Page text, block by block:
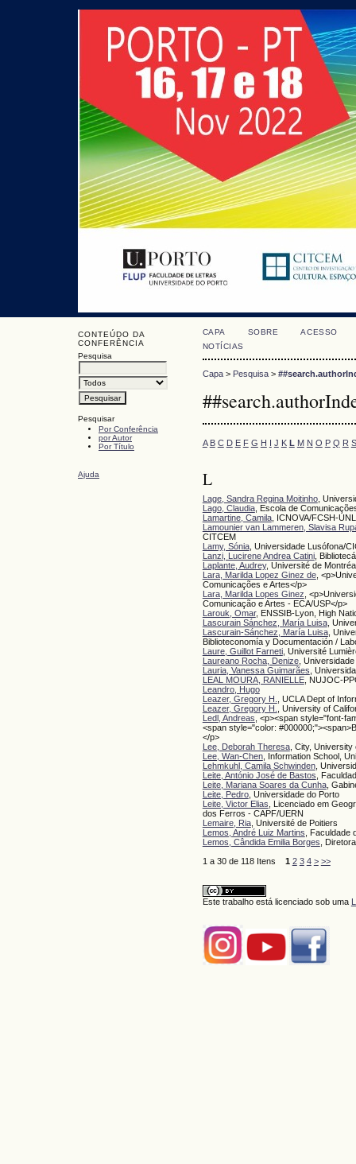
CONTEÚDO DA
CONFERÊNCIA
Pesquisa
Pesquisar
Por Conferência
por Autor
Por Título
Ajuda
CAPA SOBRE
ACESSO
NOTÍCIAS
Capa> Pesquisa>
A B C D E F G H I J K L M N O P Q R S
L
Lage, Sandra Regina Moitinho,
Lago, Claudia, Escola de
Lamartine, Camila, ICNOVA/FCSH-UNL
Lamounier van Lammeren, Slavisa
CITCEM
Lamy, Sónia, Universidade Lusófona/
Lanzi, Lucirene Andrea Catini,
Laplante, Audrey, Université de
Lara, Marilda Lopez Ginez de,
Comunicações e Artes</p>
Lara, Marilda Lopes Ginez ,
Comunicação e Artes - ECA/USP</p>
Larouk, Omar, ENSSIB-Lyon, High
Lascurain Sánchez, María Luisa,
Lascurain-Sánchez, María Luisa,
Biblioteconomía y Documentación /
Laure, Guillot Farneti, Université
Laureano Rocha, Denize,
Lauria, Vanessa Guimarães ,
LEAL MOURA, RANIELLE, NUJOC-
Leandro, Hugo
Leazer, Gregory H.
, UCLA Dept of
Leazer, Gregory H.
, University of
Ledl, Andreas , <p><span style="font-
<span style="color:
</p>
Lee, Deborah Theresa, City, University
Lee, Wan-Chen, Information School,
Lehmkuhl, Camila Schwinden,
Leite, António José de Bastos ,
Leite, Mariana Soares da Cunha,
Leite, Pedro, Universidade do Porto
Leite, Victor Elias , Licenciado em
dos Ferros - CAPF/UERN
Lemaire, Ria, Université de Poitiers
Lemos, André Luiz Martins ,
Lemos, Cândida Emilia Borges ,
1 a 30 de 118 Itens 1 2 3 4 > >>
Este trabalho está licenciado sob uma